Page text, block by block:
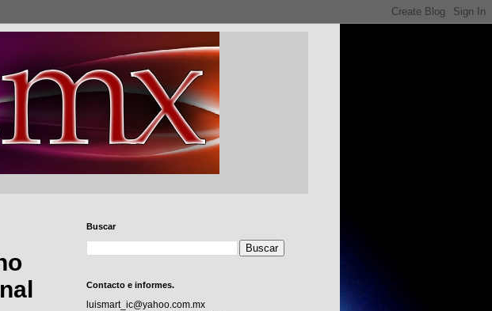
Buscar
Contacto e informes.
luismart_ic@yahoo.com.mx